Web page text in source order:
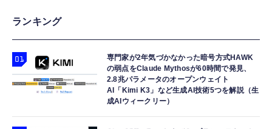
ランキング
専門家が2年気づかなかった暗号方式HAWK
の弱点をClaude Mythosが60時間で発見、
2.8兆パラメータのオープンウェイト
AI「Kimi K3」など生成AI技術5つを解説（生
成AIウィークリー）